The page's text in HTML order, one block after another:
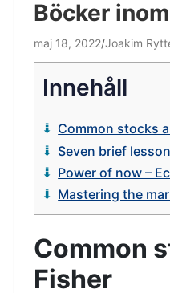
Böcker
maj 18, 2022 Joakim
Innehåll
Common stocks
Seven brief
Power of now –
Mastering the
Common
Fisher